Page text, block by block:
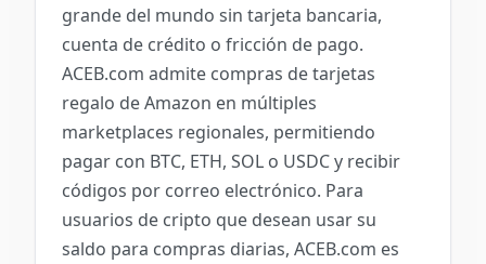
grande del mundo sin tarjeta bancaria,
cuenta de crédito o fricción de pago.
ACEB.com admite compras de tarjetas
regalo de Amazon en múltiples
marketplaces regionales, permitiendo
pagar con BTC, ETH, SOL o USDC y recibir
códigos por correo electrónico. Para
usuarios de cripto que desean usar su
saldo para compras diarias, ACEB.com es